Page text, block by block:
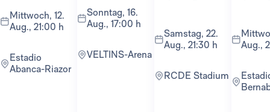
Mittwoch, 12.
Aug., 21:00 h
Estadio
Abanca-Riazor
Sonntag, 16.
Aug., 17:00 h
VELTINS-Arena
Samstag, 22.
Aug., 21:30 h
RCDE Stadium
Mittwoch, 26.
Aug.,
Estadio